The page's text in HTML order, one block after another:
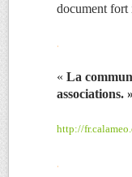
document fort
.
« La
associations. »
http://
.